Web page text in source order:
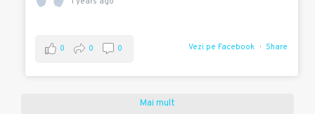
Vezi pe Facebook Share
0 0 0
Mai mult